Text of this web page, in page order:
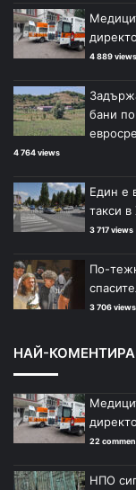
4 889 views
бани
4 764 views
Един е
такси в
3 717 views
По-
3 706 views
НАЙ-
22
НПО